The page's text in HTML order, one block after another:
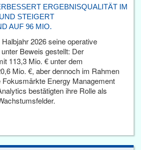
ERGEBNISQUALITÄT IM
STEIGERT
AUF 96 MIO.
2026 seine operative
Beweis gestellt: Der
113,3 Mio. € unter dem
Mio. €, aber dennoch im Rahmen
Energy Management
bestätigten ihre Rolle als